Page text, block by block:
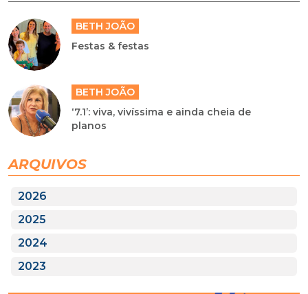
BETH JOÃO
Festas & festas
BETH JOÃO
‘7.1’: viva, vivíssima e ainda cheia de
planos
ARQUIVOS
2026
2025
2024
2023